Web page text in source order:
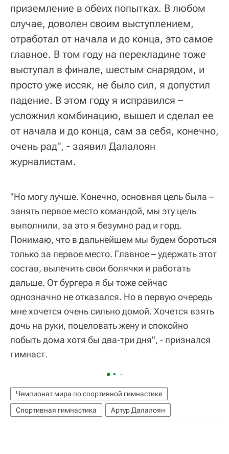
приземление в обеих попытках. В любом
случае, доволен своим выступлением,
отработал от начала и до конца, это самое
главное. В том году на перекладине тоже
выступал в финале, шестым снарядом, и
просто уже иссяк, не было сил, я допустил
падение. В этом году я исправился –
усложнил комбинацию, вышел и сделал ее
от начала и до конца, сам за себя, конечно,
очень рад", - заявил Далалоян
журналистам.
"Но могу лучше. Конечно, основная цель была –
занять первое место командой, мы эту цель
выполнили, за это я безумно рад и горд.
Понимаю, что в дальнейшем мы будем бороться
только за первое место. Главное – удержать этот
состав, вылечить свои болячки и работать
дальше. От бургера я бы тоже сейчас
однозначно не отказался. Но в первую очередь
мне хочется очень сильно домой. Хочется взять
дочь на руки, поцеловать жену и спокойно
побыть дома хотя бы два-три дня", - признался
гимнаст.
Чемпионат мира по спортивной гимнастике
Спортивная гимнастика
Артур Далалоян